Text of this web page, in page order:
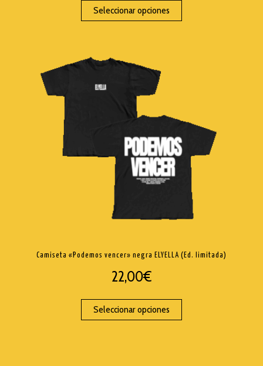
TRASHI
MI CUENTA NEWSLETTER
Seleccionar opciones
Camiseta «Podemos vencer» negra ELYELLA (Ed. limitada)
22,00€
Seleccionar opciones